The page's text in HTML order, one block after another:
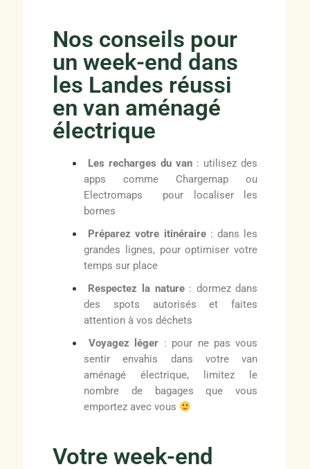
Nos conseils pour
un week-end dans
les Landes réussi
en van aménagé
électrique
Les recharges du van : utilisez des
apps comme Chargemap ou
Electromaps pour localiser les
bornes
Préparez votre itinéraire: dans les
grandes lignes, pour optimiser votre
temps sur place
Respectez la nature: dormez dans
des spots autorisés et faites
attention à vos déchets
Voyagez léger : pour ne pas vous
sentir envahis dans votre van
aménagé électrique, limitez le
nombre de bagages que vous
emportez avec vous
Votre week-end